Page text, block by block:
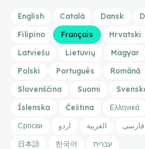
English Català Dansk
Filipino
Français Hrvatski
Latviešu
Lietuvių Magyar
Polski
Português Română
Slovenščina
Suomi
Íslenska
Čeština Ελληνικά
Српски
اردو العربية فارسی
日本語
한국어 עברית